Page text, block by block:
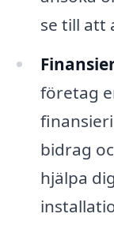
se till att
företag
bidrag
hjälpa